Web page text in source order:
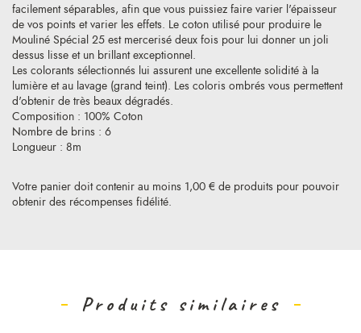
Votre panier doit contenir au moins 1,00 € de produits pour pouvoir
obtenir des récompenses fidélité.
facilement séparables, afin que vous puissiez faire varier l'épaisseur
de vos points et varier les effets. Le coton utilisé pour produire le
Mouliné Spécial 25 est mercerisé deux fois pour lui donner un joli
dessus lisse et un brillant exceptionnel.
Les colorants sélectionnés lui assurent une excellente solidité à la
lumière et au lavage (grand teint). Les coloris ombrés vous permettent
d'obtenir de très beaux dégradés.
Composition : 100% Coton
Nombre de brins : 6
Longueur : 8m
Produits similaires